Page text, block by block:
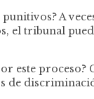
punitivos? A
el tribunal
este
de